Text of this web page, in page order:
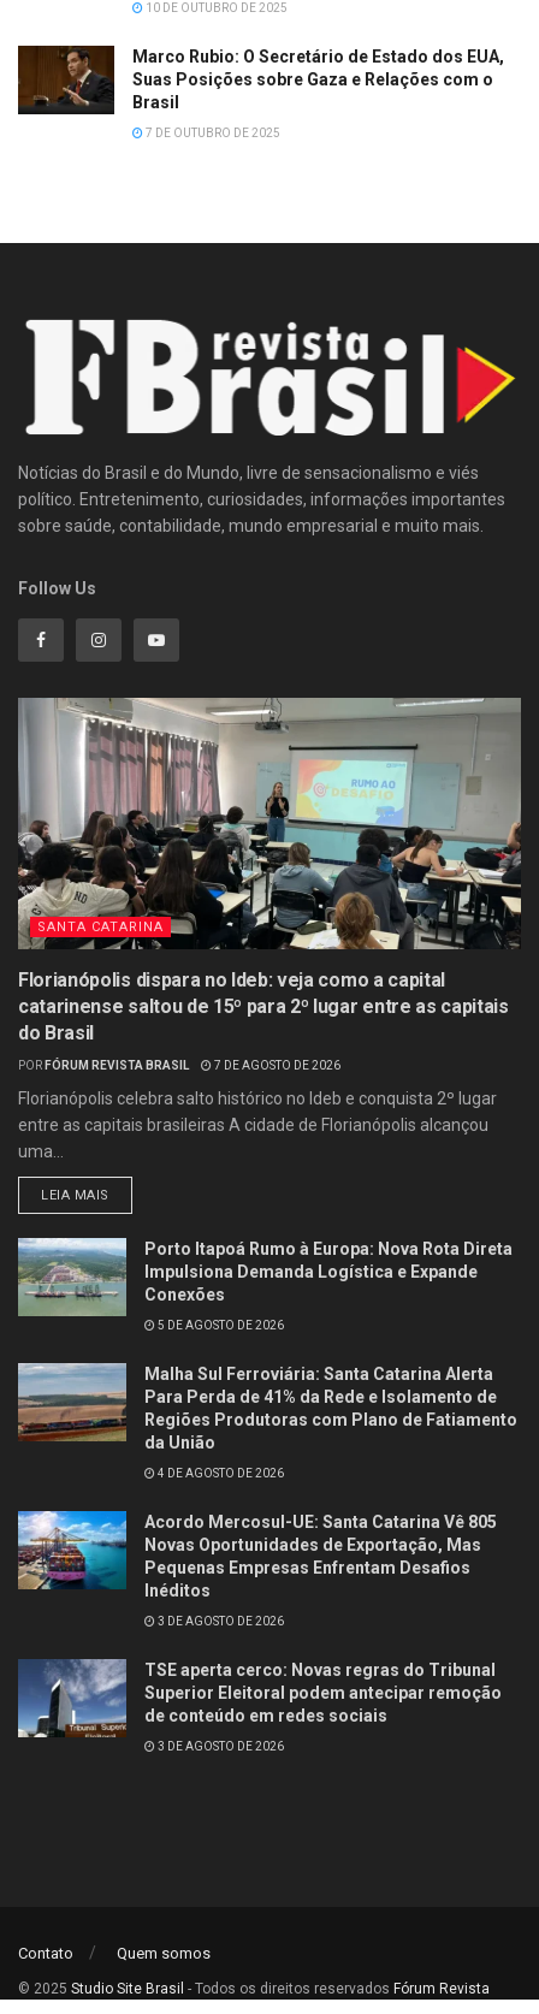
10 DE OUTUBRO DE 2025
Marco Rubio: O Secretário de Estado dos EUA,
Suas Posições sobre Gaza e Relações com o
Brasil
7 DE OUTUBRO DE 2025
Notícias do Brasil e do Mundo, livre de sensacionalismo e viés
político. Entretenimento, curiosidades, informações importantes
sobre saúde, contabilidade, mundo empresarial e muito mais.
Follow Us
SANTA CATARINA
Florianópolis dispara no Ideb: veja como a capital
catarinense saltou de 15º para 2º lugar entre as capitais
do Brasil
POR FÓRUM REVISTA BRASIL 7 DE AGOSTO DE 2026
Florianópolis celebra salto histórico no Ideb e conquista 2º lugar
entre as capitais brasileiras A cidade de Florianópolis alcançou
uma...
LEIA MAIS
Porto Itapoá Rumo à Europa: Nova Rota Direta
Impulsiona Demanda Logística e Expande
Conexões
5 DE AGOSTO DE 2026
Malha Sul Ferroviária: Santa Catarina Alerta
Para Perda de 41% da Rede e Isolamento de
Regiões Produtoras com Plano de Fatiamento
da União
4 DE AGOSTO DE 2026
Acordo Mercosul-UE: Santa Catarina Vê 805
Novas Oportunidades de Exportação, Mas
Pequenas Empresas Enfrentam Desafios
Inéditos
3 DE AGOSTO DE 2026
TSE aperta cerco: Novas regras do Tribunal
Superior Eleitoral podem antecipar remoção
de conteúdo em redes sociais
3 DE AGOSTO DE 2026
Contato Quem somos
© 2025 Studio Site Brasil - Todos os direitos reservados Fórum Revista